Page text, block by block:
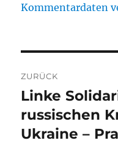
Kommentardaten
ZURÜCK
Vorheriger
Beitrag:
Linke
russischen
Ukraine –